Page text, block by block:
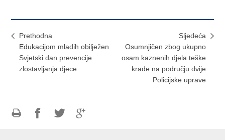
Prethodna
Edukacijom mladih obilježen
Svjetski dan prevencije
zlostavljanja djece
Sljedeća
Osumnjičen zbog ukupno
osam kaznenih djela teške
krađe na području dvije
Policijske uprave